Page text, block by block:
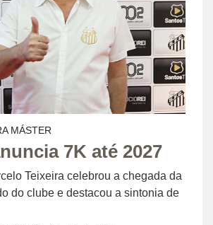
MÁSTER
7K até 2027
Teixeira celebrou a chegada da
do clube e destacou a sintonia de